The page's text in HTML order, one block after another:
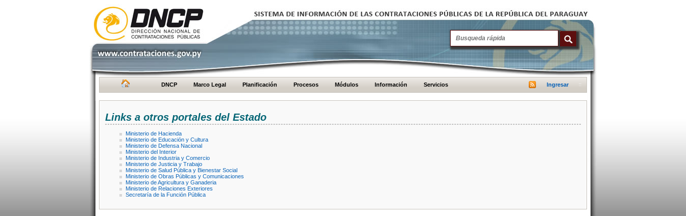
DNCP Marco Legal Planificación Procesos Módulos Información Servicios Ingresar
Links a otros portales del Estado
Ministerio de Hacienda
Ministerio de Educación y Cultura
Ministerio de Defensa Nacional
Ministerio del Interior
Ministerio de Industria y Comercio
Ministerio de Justicia y Trabajo
Ministerio de Salud Pública y Bienestar Social
Ministerio de Obras Públicas y Comunicaciones
Ministerio de Agricultura y Ganaderia
Ministerio de Relaciones Exteriores
Secretaría de la Función Pública